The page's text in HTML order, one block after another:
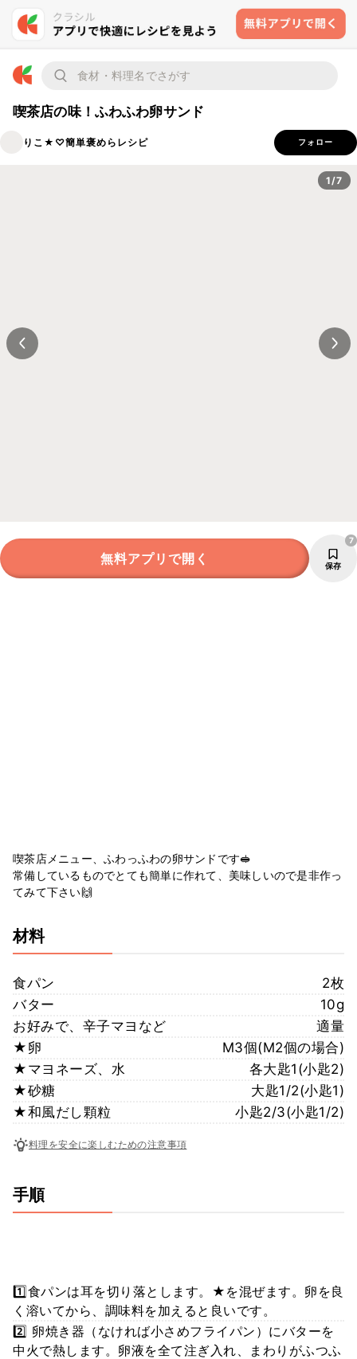
喫茶店の味！ふわふわ卵サンド
りこ★♡簡単褒めらレシピ フォロー
1/7
無料アプリで開く 保存
7
喫茶店メニュー、ふわっふわの卵サンドです🥪
常備しているものでとても簡単に作れて、美味しいので是非作っ
てみて下さい🙌
材料
食パン
2枚
バター
10g
お好みで、辛子マヨなど
適量
★卵
M3個(M2個の場合)
★マヨネーズ、水
各大匙1(小匙2)
★砂糖
大匙1/2(小匙1)
★和風だし顆粒
小匙2/3(小匙1/2)
料理を安全に楽しむための注意事項
手順
1️⃣食パンは耳を切り落とします。★を混ぜます。卵を良
く溶いてから、調味料を加えると良いです。
2️⃣ 卵焼き器（なければ小さめフライパン）にバターを
中火で熱します。卵液を全て注ぎ入れ、まわりがふつふ